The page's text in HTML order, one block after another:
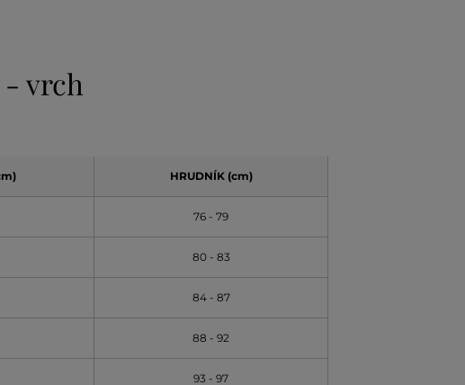
- vrch
HRUDNÍK (cm)
76 - 79
80 - 83
84 - 87
88 - 92
93 - 97